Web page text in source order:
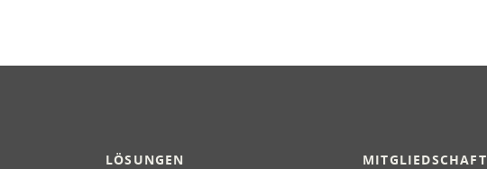
LÖSUNGEN MITGLIEDSCHAFT